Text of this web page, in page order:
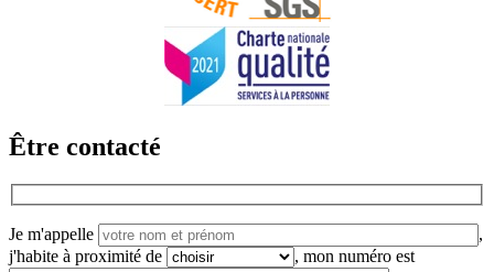
Être contacté
Je m'appelle
,
j'habite à proximité de
, mon numéro est